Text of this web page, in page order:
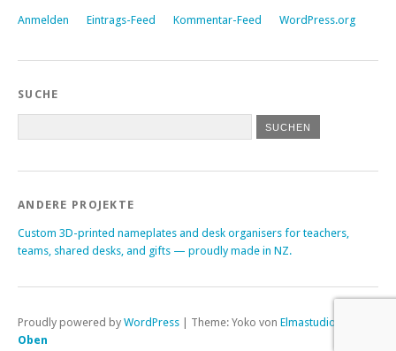
Anmelden Eintrags-Feed Kommentar-Feed WordPress.org
SUCHE
ANDERE PROJEKTE
Custom 3D-printed nameplates and desk organisers for teachers,
teams, shared desks, and gifts — proudly made in NZ.
Proudly powered by WordPress | Theme: Yoko von Elmastudio
Oben